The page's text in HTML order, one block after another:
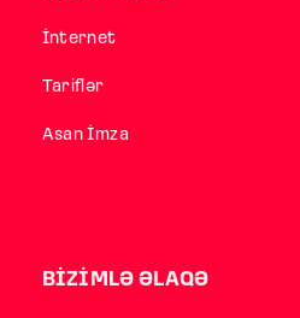
İnternet
Tariflər
Asan İmza
BİZİMLƏ ƏLAQƏ